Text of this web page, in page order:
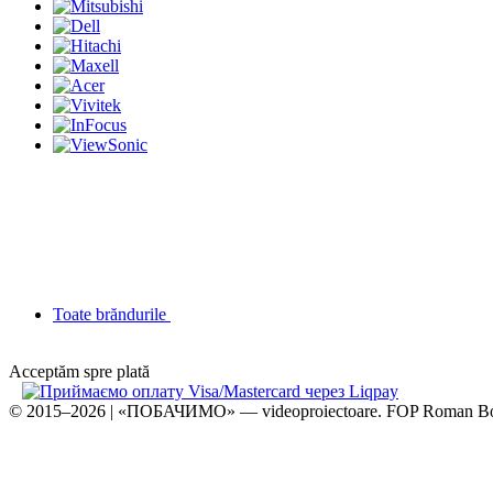
Toate brăndurile
Acceptăm spre plată
© 2015–2026 | «ПОБАЧИМО» — videoproiectoare. FOP Roman